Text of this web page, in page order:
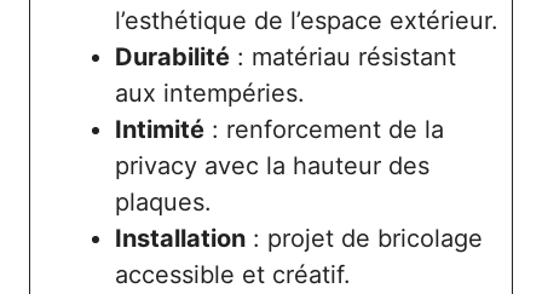
l’esthétique de l’espace extérieur.
Durabilité : matériau résistant
aux intempéries.
Intimité : renforcement de la
privacy avec la hauteur des
plaques.
Installation : projet de bricolage
accessible et créatif.